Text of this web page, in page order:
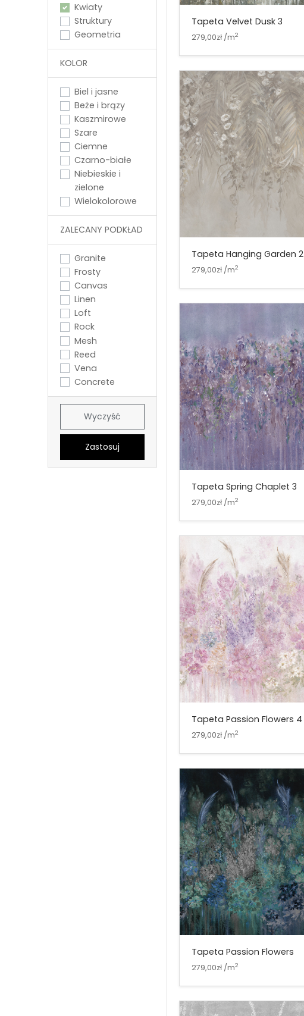
Kwiaty
Struktury
Geometria
KOLOR
Biel i jasne
Beże i brązy
Kaszmirowe
Szare
Ciemne
Czarno-białe
Niebieskie i
zielone
Wielokolorowe
ZALECANY PODKŁAD
Granite
Frosty
Canvas
Linen
Loft
Rock
Mesh
Reed
Vena
Concrete
Wyczyść
Zastosuj
Tapeta Velvet Dusk 3
279,00zł /m2
Tapeta Hanging Garden 2
279,00zł /m2
Tapeta Spring Chaplet 3
279,00zł /m2
Tapeta Passion Flowers 4
279,00zł /m2
Tapeta Passion Flowers
279,00zł /m2